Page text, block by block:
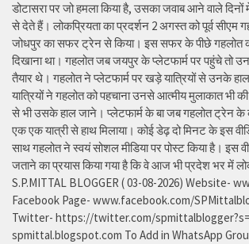
डोटासरा पर जो हमला किया है, उसका जवाब आने वाले दिनों
से देते हैं। लोकप्रियता का प्रदर्शन 2 अगस्त को पूर्व सीएम
जोधपुर का सफर ट्रेन से किया। इस सफर के पीछे गहलोत
दिखाना था। गहलोत जब जयपुर के प्लेटफार्म पर पहुंचे तो
तैयार थे। गहलोत ने प्लेटफार्म पर खड़े यात्रियों से उनके
यात्रियों ने गहलोत को पहचाना उनसे आत्मीय मुलाकात भी
से भी उसके हाल जाने। प्लेटफार्म के बा जब गहलोत ट्रेन के
एक एक यात्री से हाथ मिलाया। कोई डेढ़ दो मिनट के इस
साथ गहलोत ने स्वयं सोशल मीडिया पर पोस्ट किया है। इस
जताने का प्रयास किया गया है कि वे आज भी प्रदेश भर में
S.P.MITTAL BLOGGER ( 03-08-2026) Website-
Facebook Page- www.facebook.com/
Twitter- https://twitter.com/
spmittal.blogspot.com To Add in WhatsApp